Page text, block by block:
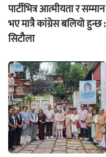
पार्टीभित्र आत्मीयता र सम्मान
भए मात्रै कांग्रेस बलियो हुन्छ :
सिटौला